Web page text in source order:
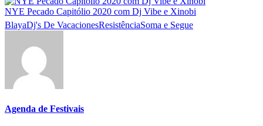
NYE Pecado Capitólio 2020 com Dj Vibe e Xinobi
BlayaDj's De VacacionesResistênciaSoma e Segue
Agenda de Festivais